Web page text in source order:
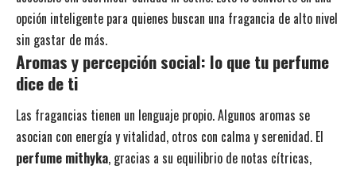
opción inteligente para quienes buscan una fragancia de alto nivel
sin gastar de más.
Aromas y percepción social: lo que tu perfume
dice de ti
Las fragancias tienen un lenguaje propio. Algunos aromas se
asocian con energía y vitalidad, otros con calma y serenidad. El
perfume mithyka, gracias a su equilibrio de notas cítricas,